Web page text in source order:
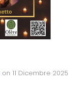
on 11 Dicembre 2025